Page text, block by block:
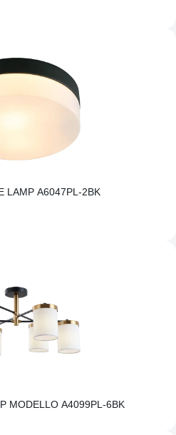
LAMP A6047PL-2BK
MODELLO A4099PL-6BK